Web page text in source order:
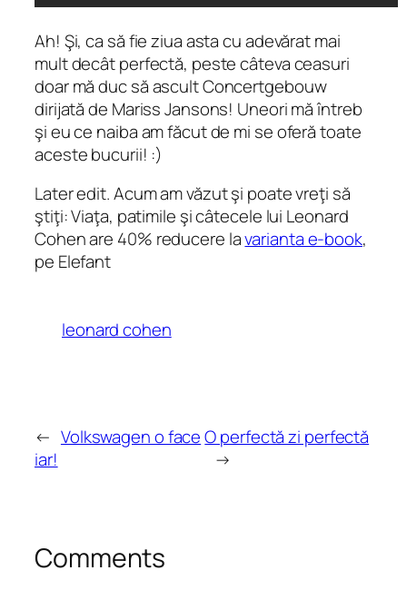
Ah! Şi, ca să fie ziua asta cu adevărat mai
mult decât perfectă, peste câteva ceasuri
doar mă duc să ascult Concertgebouw
dirijată de Mariss Jansons! Uneori mă întreb
şi eu ce naiba am făcut de mi se oferă toate
aceste bucurii! :)
Later edit. Acum am văzut şi poate vreţi să
ştiţi:Viaţa, patimile şi câtecele lui Leonard
Cohenare 40% reducere lavarianta e-book,
pe Elefant
leonard cohen
← Volkswagen o face
iar!
O perfectă zi perfectă
→
Comments